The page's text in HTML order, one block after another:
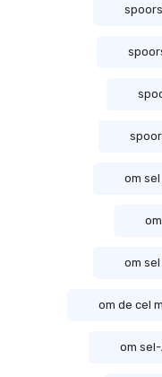
om
om
om de cel
om